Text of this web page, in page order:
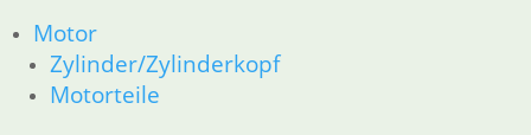
Motor
Zylinder/Zylinderkopf
Motorteile
62 Instrumente
63 Scheinwerfer
R80G/S R65G/S bis R80ST